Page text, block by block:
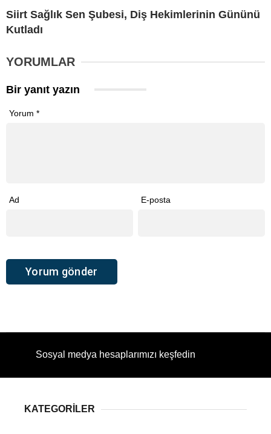
Siirt Sağlık Sen Şubesi, Diş Hekimlerinin Gününü
Kutladı
YORUMLAR
Bir yanıt yazın
Yorum *
Ad E-posta
Sosyal medya hesaplarımızı keşfedin
KATEGORİLER